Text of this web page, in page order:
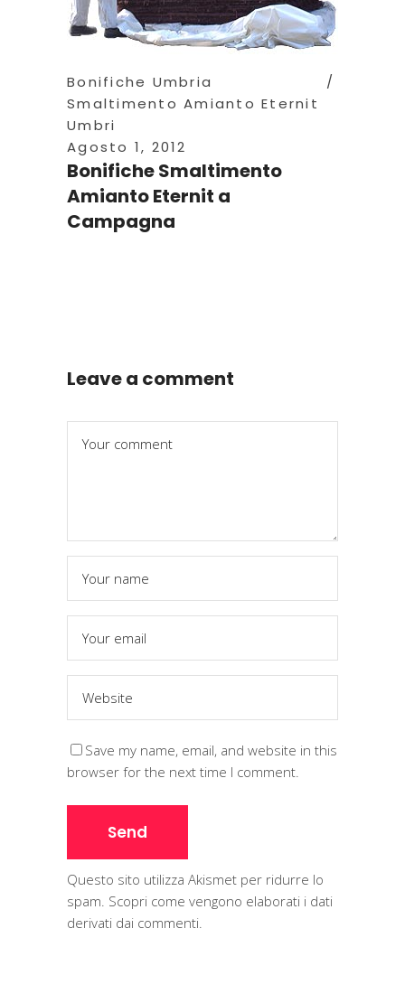
Bonifiche Umbria
Smaltimento Amianto Eternit
Umbri
Agosto 1, 2012
Bonifiche Smaltimento
Amianto Eternit a
Campagna
Leave a comment
Save my name, email, and website in this
browser for the next time I comment.
Questo sito utilizza Akismet per ridurre lo
spam. Scopri come vengono elaborati i dati
derivati dai commenti.